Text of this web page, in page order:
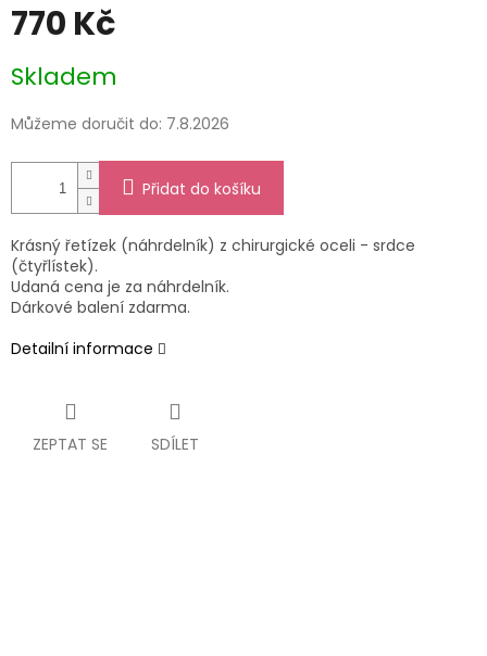
770 Kč
cena:
Skladem
Můžeme doručit do: 7.8.2026
Přidat do košíku
Krásný řetízek (náhrdelník) z chirurgické oceli - srdce
(čtyřlístek).
Udaná cena je za náhrdelník.
Dárkové balení zdarma.
Detailní informace
ZEPTAT SE SDÍLET